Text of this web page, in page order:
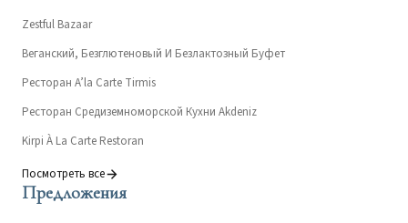
Zestful Bazaar
Веганский, Безглютеновый И Безлактозный Буфет
Ресторан A’la Carte Tirmis
Ресторан Средиземноморской Кухни Akdeniz
Kirpi À La Carte Restoran
Посмотреть все
Предложения